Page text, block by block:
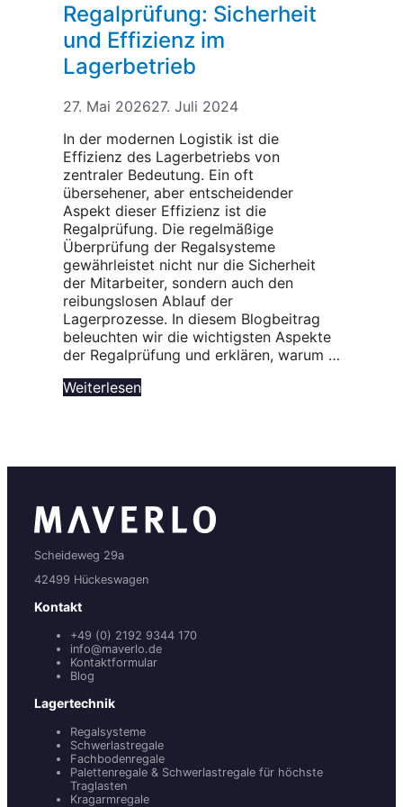
Regalprüfung: Sicherheit
und Effizienz im
Lagerbetrieb
27. Mai 202627. Juli 2024
In der modernen Logistik ist die
Effizienz des Lagerbetriebs von
zentraler Bedeutung. Ein oft
übersehener, aber entscheidender
Aspekt dieser Effizienz ist die
Regalprüfung. Die regelmäßige
Überprüfung der Regalsysteme
gewährleistet nicht nur die Sicherheit
der Mitarbeiter, sondern auch den
reibungslosen Ablauf der
Lagerprozesse. In diesem Blogbeitrag
beleuchten wir die wichtigsten Aspekte
der Regalprüfung und erklären, warum …
Weiterlesen
Scheideweg 29a
42499 Hückeswagen
Kontakt
+49 (0) 2192 9344 170
info@maverlo.de
Kontaktformular
Blog
Lagertechnik
Regalsysteme
Schwerlastregale
Fachbodenregale
Palettenregale & Schwerlastregale für höchste
Traglasten
Kragarmregale